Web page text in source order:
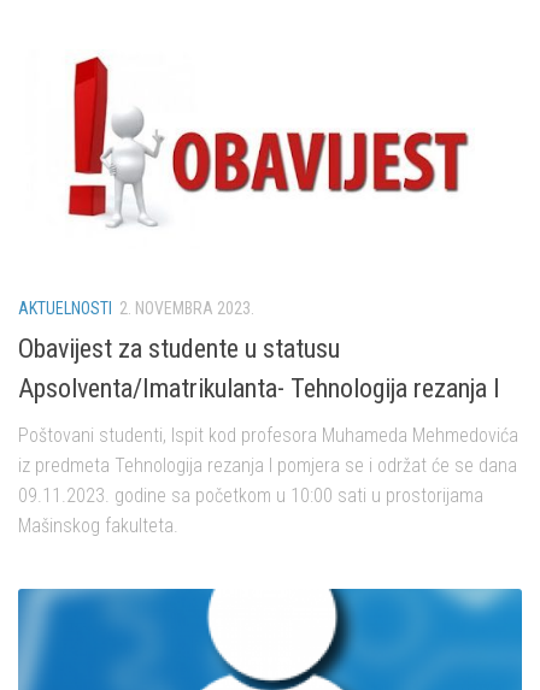
AKTUELNOSTI 2. NOVEMBRA 2023.
Obavijest za studente u statusu
Apsolventa/Imatrikulanta- Tehnologija rezanja I
Poštovani studenti, Ispit kod profesora Muhameda Mehmedovića
iz predmeta Tehnologija rezanja I pomjera se i održat će se dana
09.11.2023. godine sa početkom u 10:00 sati u prostorijama
Mašinskog fakulteta.